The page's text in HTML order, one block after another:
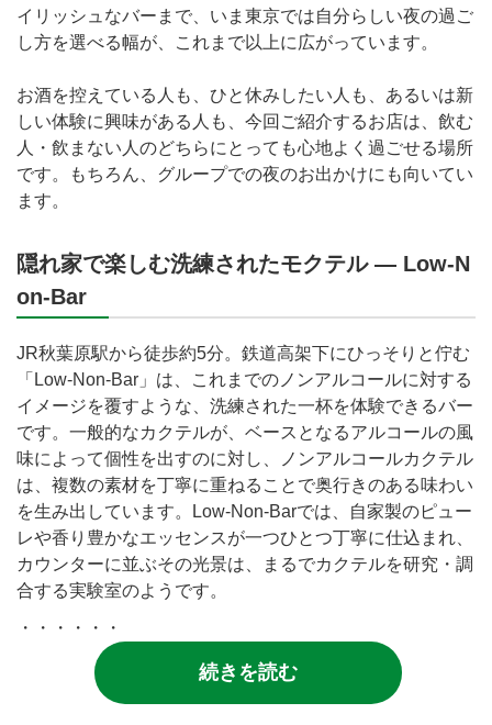
イリッシュなバーまで、いま東京では自分らしい夜の過ご
し方を選べる幅が、これまで以上に広がっています。
お酒を控えている人も、ひと休みしたい人も、あるいは新
しい体験に興味がある人も、今回ご紹介するお店は、飲む
人・飲まない人のどちらにとっても心地よく過ごせる場所
です。もちろん、グループでの夜のお出かけにも向いてい
ます。
隠れ家で楽しむ洗練されたモクテル ― Low-N
on-Bar
JR秋葉原駅から徒歩約5分。鉄道高架下にひっそりと佇む
「Low-Non-Bar」は、これまでのノンアルコールに対する
イメージを覆すような、洗練された一杯を体験できるバー
です。一般的なカクテルが、ベースとなるアルコールの風
味によって個性を出すのに対し、ノンアルコールカクテル
は、複数の素材を丁寧に重ねることで奥行きのある味わい
を生み出しています。Low-Non-Barでは、自家製のピュー
レや香り豊かなエッセンスが一つひとつ丁寧に仕込まれ、
カウンターに並ぶその光景は、まるでカクテルを研究・調
合する実験室のようです。
・・・・・・
続きを読む